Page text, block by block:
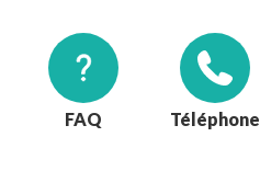
FAQ Téléphone